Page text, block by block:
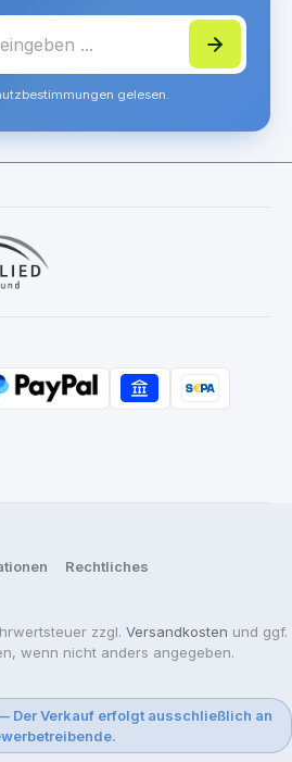
gelesen.
Rechtliches
zzgl. Versandkosten und ggf.
wenn nicht anders angegeben.
Der Verkauf erfolgt ausschließlich an